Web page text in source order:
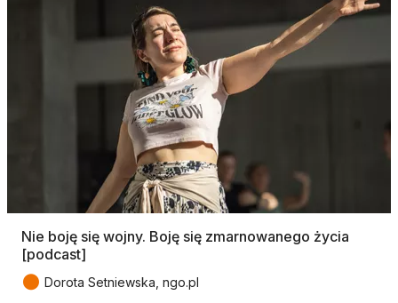
Nie boję się wojny. Boję się zmarnowanego życia
[podcast]
● Dorota Setniewska, ngo.pl